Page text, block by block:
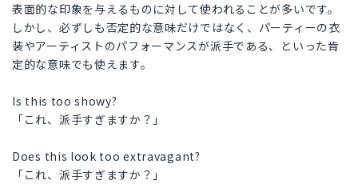
表面的な印象を与えるものに対して使われることが多いです。
しかし、必ずしも否定的な意味だけではなく、パーティーの衣
装やアーティストのパフォーマンスが派手である、といった肯
定的な意味でも使えます。
Is this too showy?
「これ、派手すぎますか？」
Does this look too extravagant?
「これ、派手すぎますか？」